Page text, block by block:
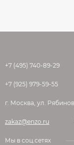
+7 (495) 740-89-29
+7 (925) 979-59-55
zakaz@enzo.ru
Мы в соц.сетях